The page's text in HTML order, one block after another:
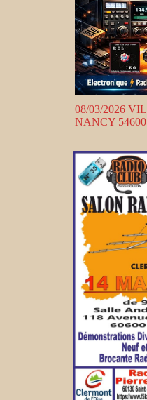
08/03/2026
NANCY 54600